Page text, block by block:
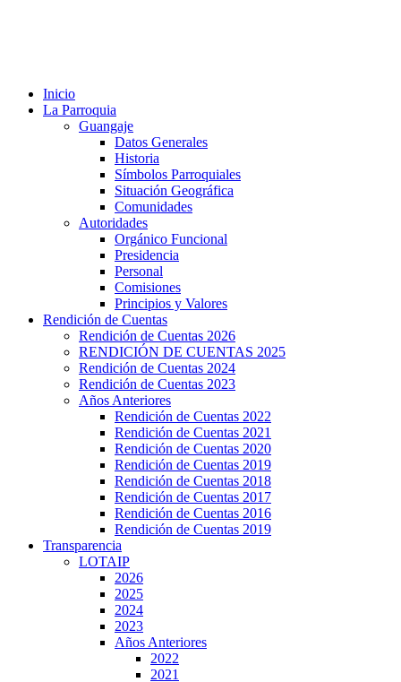
Inicio
La Parroquia
Guangaje
Datos Generales
Historia
Símbolos Parroquiales
Situación Geográfica
Comunidades
Autoridades
Orgánico Funcional
Presidencia
Personal
Comisiones
Principios y Valores
Rendición de Cuentas
Rendición de Cuentas 2026
RENDICIÓN DE CUENTAS 2025
Rendición de Cuentas 2024
Rendición de Cuentas 2023
Años Anteriores
Rendición de Cuentas 2022
Rendición de Cuentas 2021
Rendición de Cuentas 2020
Rendición de Cuentas 2019
Rendición de Cuentas 2018
Rendición de Cuentas 2017
Rendición de Cuentas 2016
Rendición de Cuentas 2019
Transparencia
LOTAIP
2026
2025
2024
2023
Años Anteriores
2022
2021